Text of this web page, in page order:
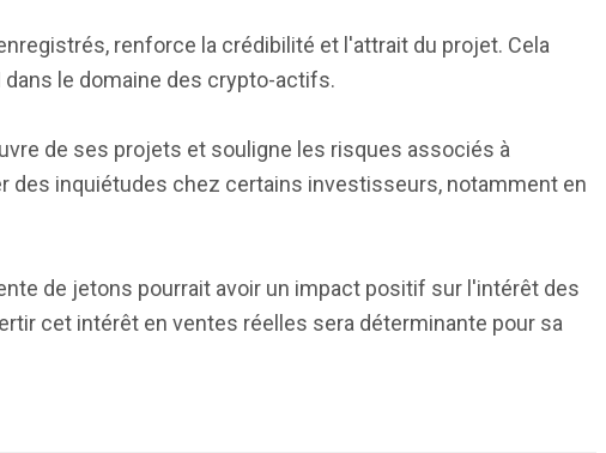
renforce la crédibilité et l'attrait du projet. Cela
le domaine des crypto-actifs.
de ses projets et souligne les risques associés à
inquiétudes chez certains investisseurs, notamment en
de jetons pourrait avoir un impact positif sur l'intérêt des
cet intérêt en ventes réelles sera déterminante pour sa